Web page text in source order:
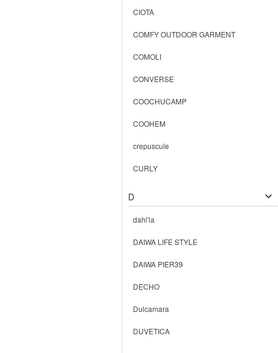
CIOTA
COMFY OUTDOOR GARMENT
COMOLI
CONVERSE
COOCHUCAMP
COOHEM
crepuscule
CURLY
D
dahl'ia
DAIWA LIFE STYLE
DAIWA PIER39
DECHO
Dulcamara
DUVETICA